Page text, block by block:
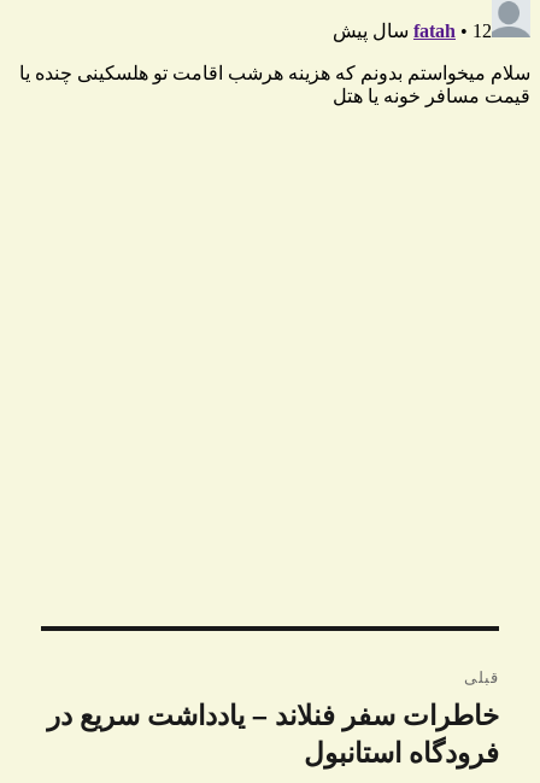
نوشته
قبلی
نوشته
قبلی:
خاطرات سفر فنلاند – یادداشت سریع در
فرودگاه استانبول